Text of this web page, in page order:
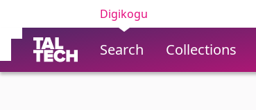
Digikogu
Search Collections